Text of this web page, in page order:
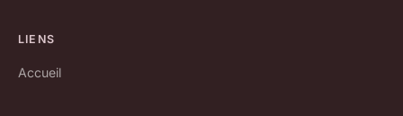
LIENS
Accueil